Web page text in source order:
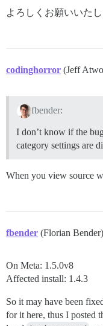
よろしくお願いいたし
codinghorror (Jeff
fbender:
I don’t know if the
category settings are
When you view source
fbender (Florian Bender)
On Meta: 1.5.0v8
Affected install: 1.4.3
So it may have been
for it here, thus I posted